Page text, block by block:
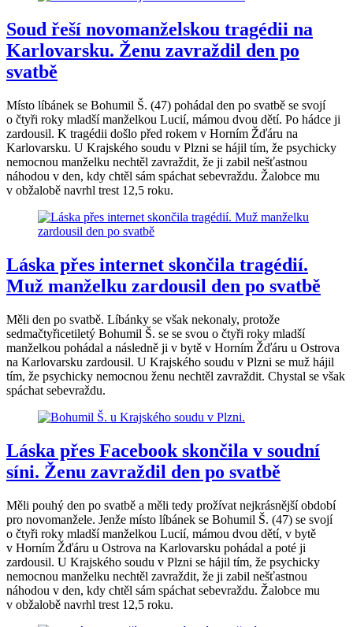
Soud řeší novomanželskou tragédii na
Karlovarsku. Ženu zavraždil den po
svatbě
Místo líbánek se Bohumil Š. (47) pohádal den po svatbě se svojí
o čtyři roky mladší manželkou Lucií, mámou dvou dětí. Po hádce ji
zardousil. K tragédii došlo před rokem v Horním Žďáru na
Karlovarsku. U Krajského soudu v Plzni se hájil tím, že psychicky
nemocnou manželku nechtěl zavraždit, že ji zabil nešťastnou
náhodou v den, kdy chtěl sám spáchat sebevraždu. Žalobce mu
v obžalobě navrhl trest 12,5 roku.
Láska přes internet skončila tragédií.
Muž manželku zardousil den po svatbě
Měli den po svatbě. Líbánky se však nekonaly, protože
sedmačtyřicetiletý Bohumil Š. se se svou o čtyři roky mladší
manželkou pohádal a následně ji v bytě v Horním Žďáru u Ostrova
na Karlovarsku zardousil. U Krajského soudu v Plzni se muž hájil
tím, že psychicky nemocnou ženu nechtěl zavraždit. Chystal se však
spáchat sebevraždu.
Láska přes Facebook skončila v soudní
síni. Ženu zavraždil den po svatbě
Měli pouhý den po svatbě a měli tedy prožívat nejkrásnější období
pro novomanžele. Jenže místo líbánek se Bohumil Š. (47) se svojí
o čtyři roky mladší manželkou Lucií, mámou dvou dětí, v bytě
v Horním Žďáru u Ostrova na Karlovarsku pohádal a poté ji
zardousil. U Krajského soudu v Plzni se hájil tím, že psychicky
nemocnou manželku nechtěl zavraždit, že ji zabil nešťastnou
náhodou v den, kdy chtěl sám spáchat sebevraždu. Žalobce mu
v obžalobě navrhl trest 12,5 roku.